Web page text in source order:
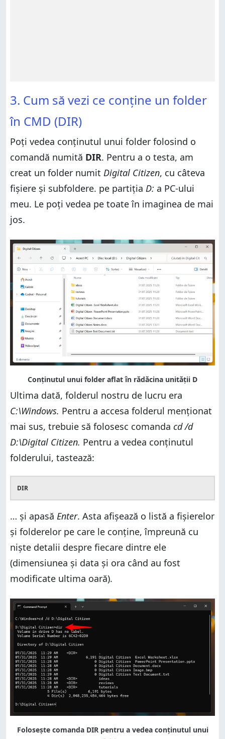
3. Cum să vezi ce conține un folder
în CMD (DIR)
Poți vedea conţinutul unui folder folosind o
comandă numită DIR. Pentru a o testa, am
creat un folder numit Digital Citizen, cu câteva
fişiere şi subfoldere. pe partiția D: a PC-ului
meu. Le poți vedea pe toate în imaginea de mai
jos.
Ultima dată, folderul nostru de lucru era
C:\Windows. Pentru a accesa folderul menționat
mai sus, trebuie să folosesc comanda cd /d
D:\Digital Citizen. Pentru a vedea conținutul
folderului, tastează:
DIR
… și apasă Enter. Asta afișează o listă a fișierelor
și folderelor pe care le conține, împreună cu
niște detalii despre fiecare dintre ele
(dimensiunea și data și ora când au fost
modificate ultima oară).